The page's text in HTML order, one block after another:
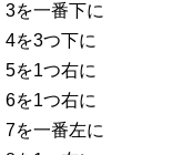
3を一番下に
4を3つ下に
5を1つ右に
6を1つ右に
7を一番左に